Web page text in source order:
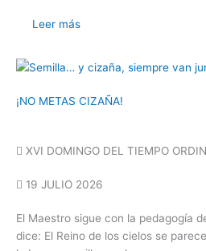
Leer más
¡NO METAS CIZAÑA!
XVI DOMINGO DEL TIEMPO
19 JULIO 2026
El Maestro sigue con la pedagogía
dice: El Reino de los cielos se